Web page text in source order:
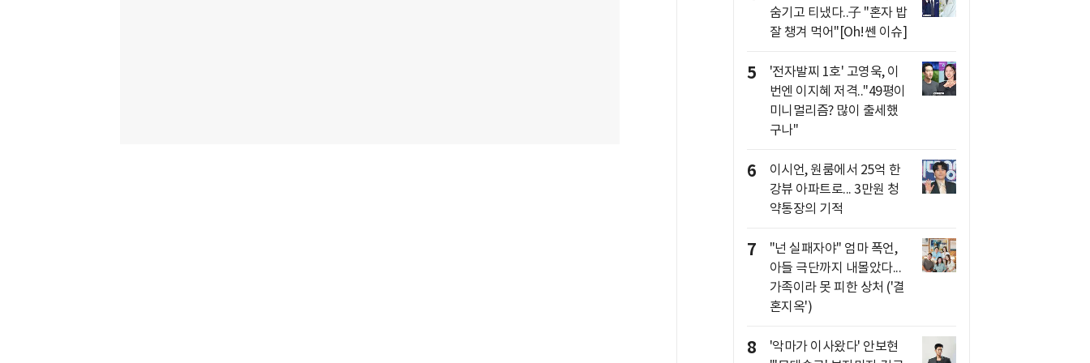
숨기고 티냈다..子 "혼자 밥
잘 챙겨 먹어"[Oh!쎈 이슈]
5
'전자발찌 1호' 고영욱, 이
번엔 이지혜 저격.."49평이
미니멀리즘? 많이 출세했
구나"
6
이시언, 원룸에서 25억 한
강뷰 아파트로... 3만원 청
약통장의 기적
7
"넌 실패자야" 엄마 폭언,
아들 극단까지 내몰았다...
가족이라 못 피한 상처 ('결
혼지옥')
8
'악마가 이사왔다' 안보현